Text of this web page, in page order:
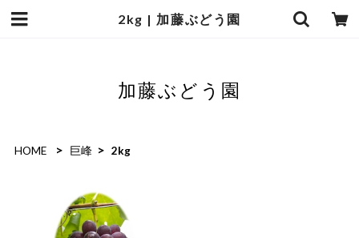
2kg | 加藤ぶどう園
加藤ぶどう園
HOME 巨峰 2kg